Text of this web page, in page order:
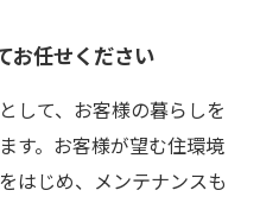
お任せください
して、お客様の暮らしを
す。お客様が望む住環境
はじめ、メンテナンスも